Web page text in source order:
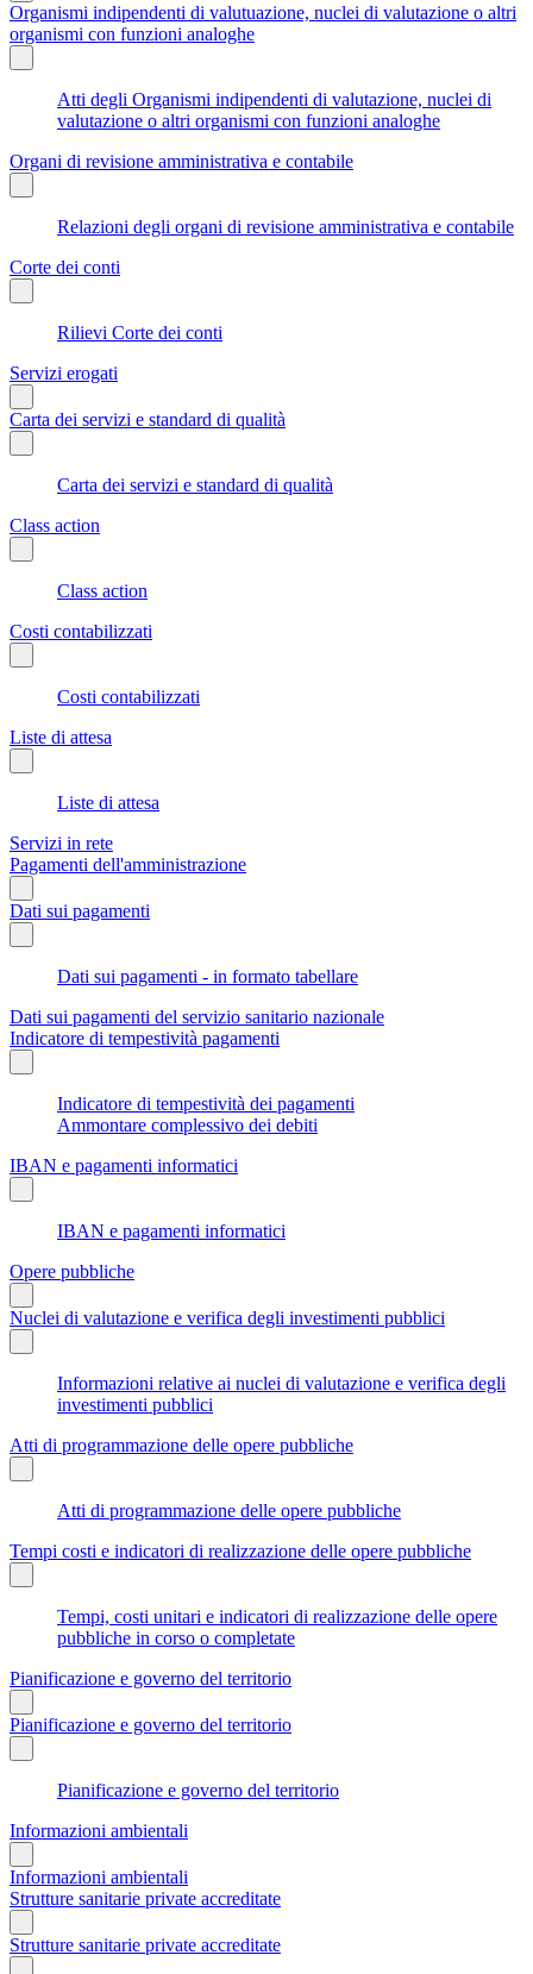
Organismi indipendenti di valutuazione, nuclei di valutazione o altri
organismi con funzioni analoghe
Atti degli Organismi indipendenti di valutazione, nuclei di
valutazione o altri organismi con funzioni analoghe
Organi di revisione amministrativa e contabile
Relazioni degli organi di revisione amministrativa e contabile
Corte dei conti
Rilievi Corte dei conti
Servizi erogati
Carta dei servizi e standard di qualità
Carta dei servizi e standard di qualità
Class action
Class action
Costi contabilizzati
Costi contabilizzati
Liste di attesa
Liste di attesa
Servizi in rete
Pagamenti dell'amministrazione
Dati sui pagamenti
Dati sui pagamenti - in formato tabellare
Dati sui pagamenti del servizio sanitario nazionale
Indicatore di tempestività pagamenti
Indicatore di tempestività dei pagamenti
Ammontare complessivo dei debiti
IBAN e pagamenti informatici
IBAN e pagamenti informatici
Opere pubbliche
Nuclei di valutazione e verifica degli investimenti pubblici
Informazioni relative ai nuclei di valutazione e verifica degli
investimenti pubblici
Atti di programmazione delle opere pubbliche
Atti di programmazione delle opere pubbliche
Tempi costi e indicatori di realizzazione delle opere pubbliche
Tempi, costi unitari e indicatori di realizzazione delle opere
pubbliche in corso o completate
Pianificazione e governo del territorio
Pianificazione e governo del territorio
Pianificazione e governo del territorio
Informazioni ambientali
Informazioni ambientali
Strutture sanitarie private accreditate
Strutture sanitarie private accreditate